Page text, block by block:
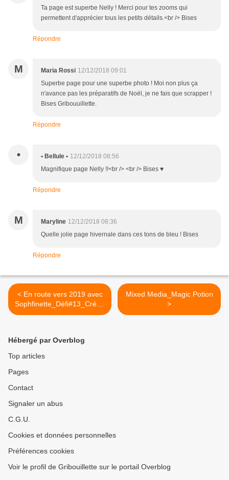
Ta page est superbe Nelly ! Merci pour tes zooms qui
permettent d'apprécier tous les petits détails.<br /> Bises
Répondre
M Maria Rossi 12/12/2018 09:01
Superbe page pour une superbe photo ! Moi non plus ça
n'avance pas les préparatifs de Noël, je ne fais que scrapper !
Bises Gribouuillette.
Répondre
• • Bellule • 12/12/2018 08:56
Magnifique page Nelly !!<br /> <br /> Bises ♥
Répondre
M Maryline 12/12/2018 08:36
Quelle jolie page hivernale dans ces tons de bleu ! Bises
Répondre
< En route vers 2019 avec
Sophfinette_Défi#13_Créab
lablablog
Mixed Media_Magic Potion
>
Hébergé par Overblog
Top articles
Pages
Contact
Signaler un abus
C.G.U.
Cookies et données personnelles
Préférences cookies
Voir le profil de Gribouillette sur le portail Overblog